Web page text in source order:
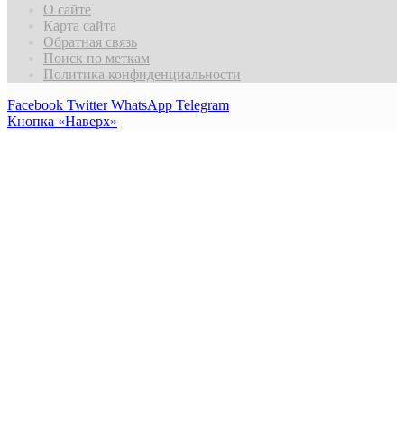
О сайте
Карта сайта
Обратная связь
Поиск по меткам
Политика конфиденциальности
Facebook Twitter WhatsApp Telegram
Кнопка «Наверх»